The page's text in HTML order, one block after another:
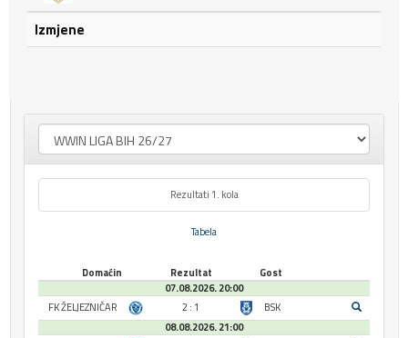
Izmjene
Rezultati 1. kola
Tabela
Domaćin Rezultat
Gost
07.08.2026. 20:00
FK ŽELJEZNIČAR
2 : 1
BSK
08.08.2026. 21:00